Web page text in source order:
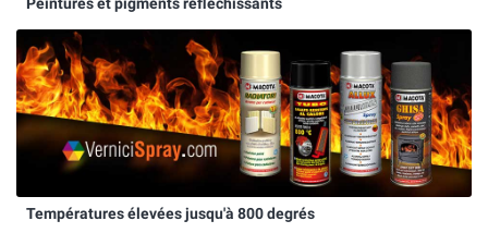
Températures élevées jusqu'à 800 degrés